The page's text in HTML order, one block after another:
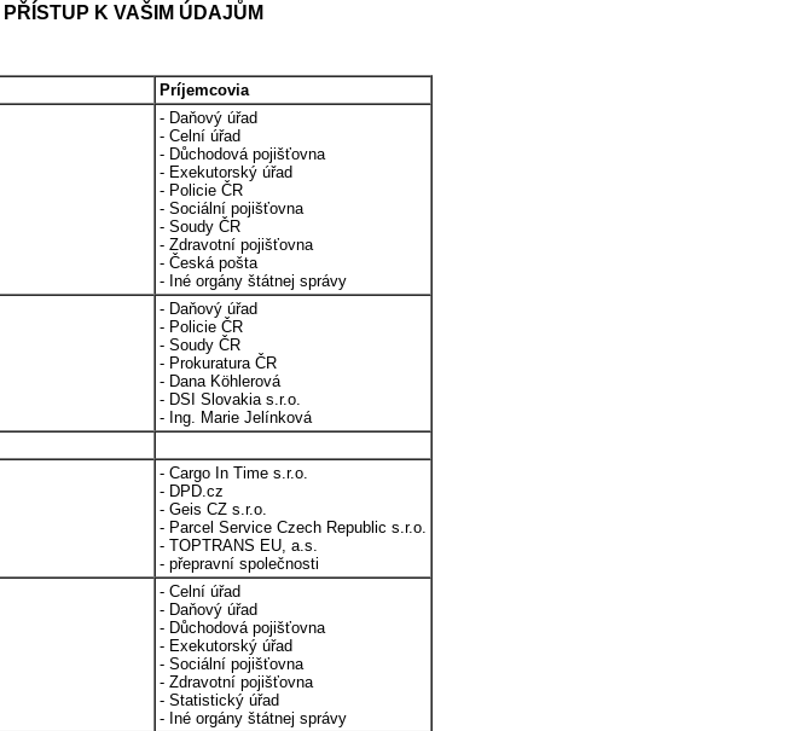
K VAŠIM ÚDAJŮM
Príjemcovia
- Daňový úřad
- Celní úřad
- Důchodová pojišťovna
- Exekutorský úřad
- Policie ČR
- Sociální pojišťovna
- Soudy ČR
- Zdravotní pojišťovna
- Česká pošta
- Iné orgány štátnej správy
- Daňový úřad
- Policie ČR
- Soudy ČR
- Prokuratura ČR
- Dana Köhlerová
- DSI Slovakia s.r.o.
- Ing. Marie Jelínková
- Cargo In Time s.r.o.
- DPD.cz
- Geis CZ s.r.o.
- Parcel Service Czech Republic s.r.o.
- TOPTRANS EU, a.s.
- přepravní společnosti
- Celní úřad
- Daňový úřad
- Důchodová pojišťovna
- Exekutorský úřad
- Sociální pojišťovna
- Zdravotní pojišťovna
- Statistický úřad
- Iné orgány štátnej správy